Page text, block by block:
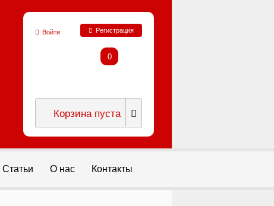
Войти Регистрация
0
Корзина пуста
Статьи О нас Контакты